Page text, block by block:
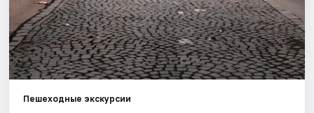
Пешеходные экскурсии